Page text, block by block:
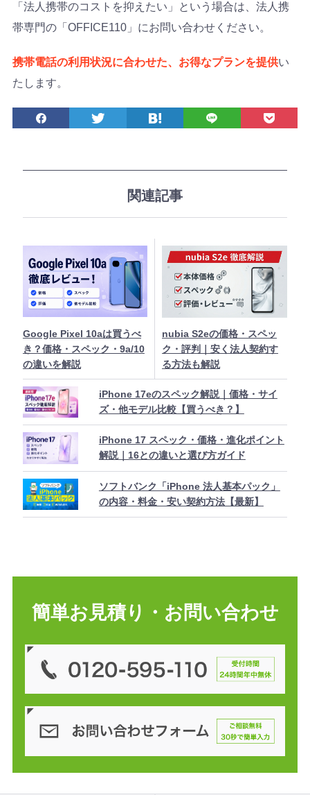
「法人携帯のコストを抑えたい」という場合は、法人携
帯専門の「OFFICE110」にお問い合わせください。
携帯電話の利用状況に合わせた、お得なプランを提供い
たします。
N
シェア ツイート ブックマーク LINEで送る 後で読む
関連記事
Google Pixel 10aは買うべ
き？価格・スペック・9a/10
の違いを解説
nubia S2eの価格・スペッ
ク・評判｜安く法人契約す
る方法も解説
iPhone 17eのスペック解説｜価格・サイ
ズ・他モデル比較【買うべき？】
iPhone 17 スペック・価格・進化ポイント
解説｜16との違いと選び方ガイド
ソフトバンク「iPhone 法人基本パック」
の内容・料金・安い契約方法【最新】
簡単お見積り・お問い合わせ
お見
積
お問
わせ
はこ
ちら
話
・
ー
2
4
間
年